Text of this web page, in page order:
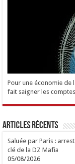
Pour une économie de
fait saigner les
Articles Récents
Saluée par Paris :
clé de la DZ Mafia
05/08/2026